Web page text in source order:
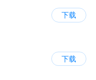
下载
下载